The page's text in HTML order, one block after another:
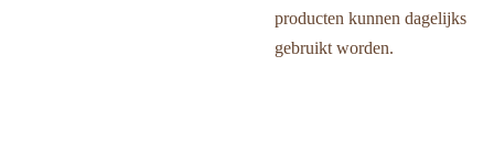
producten kunnen dagelijks
gebruikt worden.